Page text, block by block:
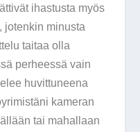
ihastusta myös
jotenkin minusta
taitaa olla
perheessä vain
huvittuneena
kameran
tai mahallaan